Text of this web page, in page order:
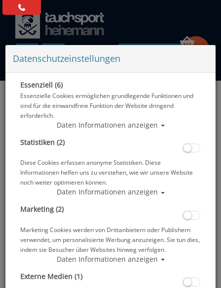
Alle Artikel zeigen aus: Schnapphaken - Karabiner - Spiralkabel - Bungee
Datenschutzeinstellungen
Essenziell (6)
Essenzielle Cookies ermöglichen grundlegende Funktionen und
sind für die einwandfreie Funktion der Website dringend
erforderlich.
Daten Informationen anzeigen
Statistiken (2)
Diese Cookies erfassen anonyme Statistiken. Diese
Informationen helfen uns zu verstehen, wie wir unsere Website
noch weiter optimieren können.
Daten Informationen anzeigen
Marketing (2)
Marketing Cookies werden von Drittanbietern oder Publishern
verwendet, um personalisierte Werbung anzuzeigen. Sie tun dies,
indem sie Besucher über Websites hinweg verfolgen.
Daten Informationen anzeigen
Externe Medien (1)